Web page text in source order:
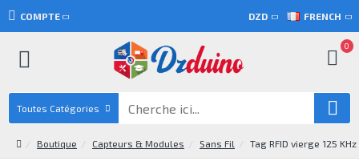
COMPTE DZD FRENCH
0
Toutes Catégories
Boutique Capteurs & Modules Sans Fil Tag RFID vierge 125 KHz